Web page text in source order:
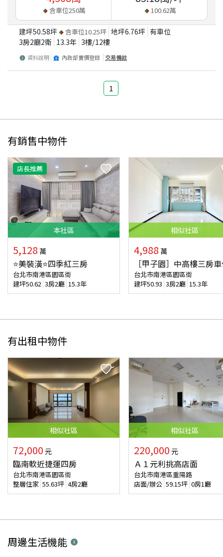
含車位250萬 100.62萬
建坪50.58坪 含車位10.25坪 地坪6.76坪 有車位
3房2廳2衛 13.3年 3樓/12樓
資料說明 內政部實價登錄 交易備註
1
有銷售中物件
店長推薦
本社區
5,128 萬
⭐美裝潢⭐四季紅三房
台北市南港區園區街
建坪50.62 3房2廳 15.3年
相似社區
4,988 萬
［甲子園］中高樓三房
台北市南港區園區街
建坪50.93 3房2廳 15.3年
有出租中物件
相似社區
72,000 元
臨南軟近捷運四房
台北市南港區園區街
整層住家 55.63坪 4房2廳
相似社區
220,000 元
Ａ１元利挑高店面
台北市南港區重陽路
店面/辦公 59.15坪 0房1廳
周邊生活機能